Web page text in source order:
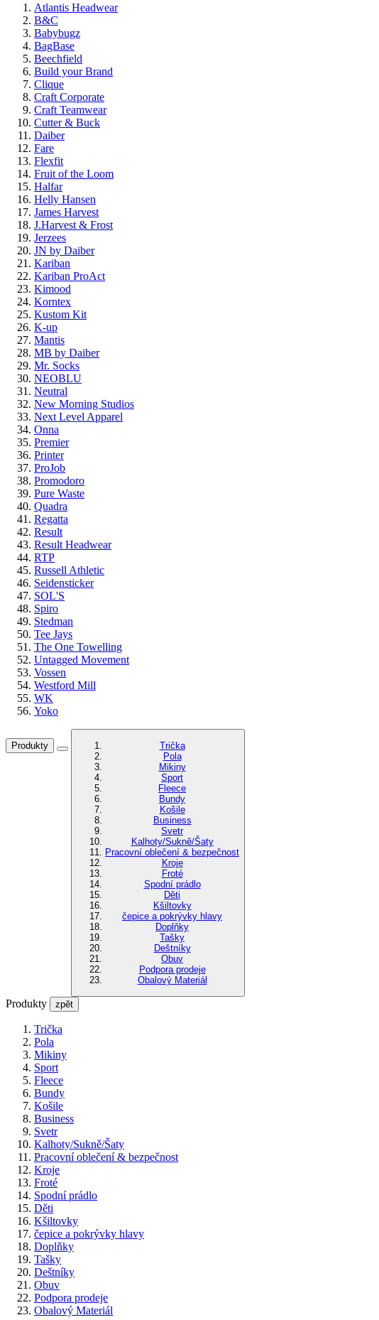
Atlantis Headwear
B&C
Babybugz
BagBase
Beechfield
Build your Brand
Clique
Craft Corporate
Craft Teamwear
Cutter & Buck
Daiber
Fare
Flexfit
Fruit of the Loom
Halfar
Helly Hansen
James Harvest
J.Harvest & Frost
Jerzees
JN by Daiber
Kariban
Kariban ProAct
Kimood
Korntex
Kustom Kit
K-up
Mantis
MB by Daiber
Mr. Socks
NEOBLU
Neutral
New Morning Studios
Next Level Apparel
Onna
Premier
Printer
ProJob
Promodoro
Pure Waste
Quadra
Regatta
Result
Result Headwear
RTP
Russell Athletic
Seidensticker
SOL'S
Spiro
Stedman
Tee Jays
The One Towelling
Untagged Movement
Vossen
Westford Mill
WK
Yoko
Produkty
Trička
Pola
Mikiny
Sport
Fleece
Bundy
Košile
Business
Svetr
Kalhoty/Sukně/Šaty
Pracovní oblečení & bezpečnost
Kroje
Froté
Spodní prádlo
Děti
Kšiltovky
čepice a pokrývky hlavy
Doplňky
Tašky
Deštníky
Obuv
Podpora prodeje
Obalový Materiál
Produkty zpět
Trička
Pola
Mikiny
Sport
Fleece
Bundy
Košile
Business
Svetr
Kalhoty/Sukně/Šaty
Pracovní oblečení & bezpečnost
Kroje
Froté
Spodní prádlo
Děti
Kšiltovky
čepice a pokrývky hlavy
Doplňky
Tašky
Deštníky
Obuv
Podpora prodeje
Obalový Materiál